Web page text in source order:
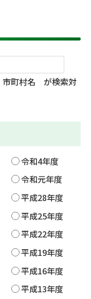
市町村名 が検索対
令和4年度
令和元年度
平成28年度
平成25年度
平成22年度
平成19年度
平成16年度
平成13年度